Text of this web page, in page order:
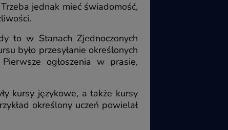
jednak mieć świadomość,
to w Stanach Zjednoczonych
było przesyłanie określonych
ogłoszenia w prasie,
kursy językowe, a także kursy
określony uczeń powielał